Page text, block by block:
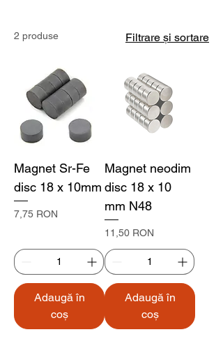
2 produse Filtrare și sortare
Magnet Sr-Fe
disc 18 x 10mm
Preț
7,75 RON
Adaugă în
coș
Magnet neodim
disc 18 x 10
mm N48
Preț
11,50 RON
Adaugă în
coș